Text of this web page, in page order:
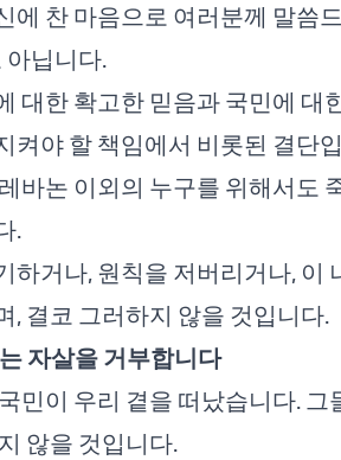
에 찬 마음으로 여러분께 말씀
아닙니다.
대한 확고한 믿음과 국민에 대
켜야 할 책임에서 비롯된 결단
바논 이외의 누구를 위해서도
.
하거나, 원칙을 저버리거나, 이
, 결코 그러하지 않을 것입니다.
자살을 거부합니다
민이 우리 곁을 떠났습니다. 그
않을 것입니다.